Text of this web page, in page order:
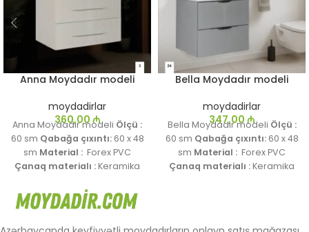
Anna Moydadır modeli
moydadirlar
360,00 ₼
Anna Moydadır modeli Ölçü :
60 sm Qabağa çıxıntı:60 x 48
sm Material : Forex PVC
Çanaq materialı :Keramika
Bella Moydadır modeli
moydadirlar
347,00 ₼
Bella Moydadır modeli Ölçü :
60 sm Qabağa çıxıntı:60 x 48
sm Material : Forex PVC
Çanaq materialı :Keramika